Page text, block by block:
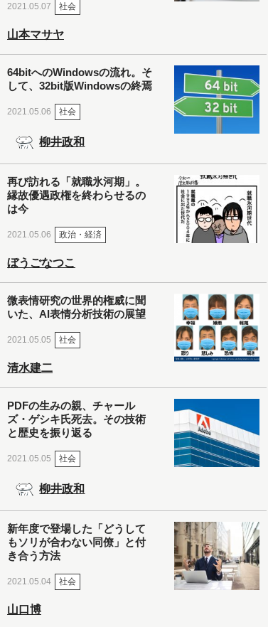
2021.05.07 社会
山本マサヤ
64bitへのWindowsの流れ。そ
して、32bit版Windowsの終焉
2021.05.06 社会
柳井政和
再び訪れる「就職氷河期」。
縁故優遇政権を終わらせるの
は今
2021.05.06 政治・経済
ぼうごなつこ
微表情研究の世界的権威に聞
いた、AI表情分析技術の展望
2021.05.05 社会
清水建二
PDFの生みの親、チャール
ズ・ゲシキ氏死去。その技術
と歴史を振り返る
2021.05.05 社会
柳井政和
新年度で登場した「どうして
もソリが合わない同僚」と付
き合う方法
2021.05.04 社会
山口博